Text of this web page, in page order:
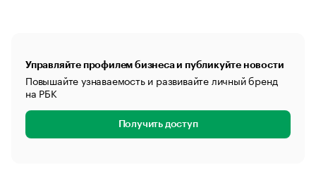
Управляйте профилем бизнеса и публикуйте новости
Повышайте узнаваемость и развивайте личный бренд
на РБК
Получить доступ